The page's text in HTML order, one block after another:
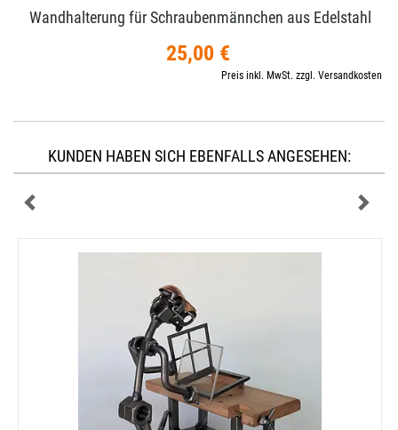
Wandhalterung für Schraubenmännchen aus Edelstahl
25,00 €
Preis inkl. MwSt. zzgl. Versandkosten
KUNDEN HABEN SICH EBENFALLS ANGESEHEN: